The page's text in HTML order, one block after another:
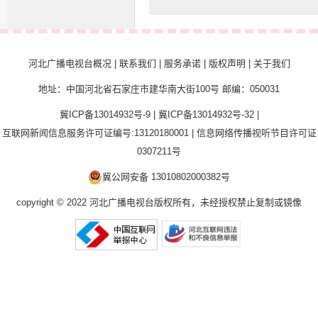
河北广播电视台概况| 联系我们 服务承诺| 版权声明 关于我们
地址：中国河北省石家庄市建华南大街100号 邮编：050031
冀ICP备13014932号-9| 冀ICP备13014932号-32|
互联网新闻信息服务许可证编号:13120180001| 信息网络传播视听节目许可证
0307211号
冀公网安备 13010802000382号
copyright © 2022 河北广播电视台版权所有，未经授权禁止复制或镜像